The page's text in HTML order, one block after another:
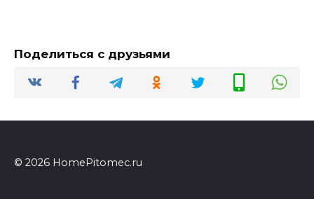
Поделиться с друзьями
© 2026 HomePitomec.ru